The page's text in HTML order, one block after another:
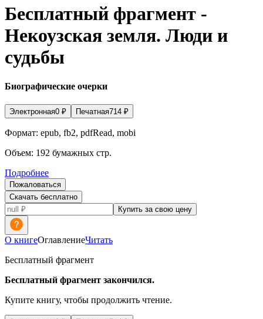
Бесплатный фрагмент -
Некоузская земля. Люди и
судьбы
Биографические очерки
Электронная0 ₽ Печатная714 ₽
Формат: epub, fb2, pdfRead, mobi
Объем: 192 бумажных стр.
Подробнее
Пожаловаться
Скачать бесплатно
Купить за свою цену
О книгеОглавлениеЧитать
Бесплатный фрагмент
Бесплатный фрагмент закончился.
Купите книгу, чтобы продолжить чтение.